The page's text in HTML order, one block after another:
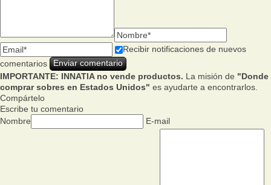
Recibir notificaciones de nuevos
comentarios
IMPORTANTE: INNATIA no vende productos. La misión de "Donde
comprar sobres en Estados Unidos" es ayudarte a encontrarlos.
Compártelo
Escribe tu comentario
Nombre
E-mail